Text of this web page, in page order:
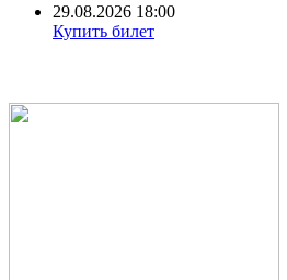
29.08.2026 18:00
Купить билет